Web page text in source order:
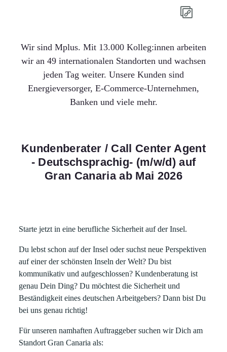
Wir sind Mplus. Mit 13.000 Kolleg:innen arbeiten
wir an 49 internationalen Standorten und wachsen
jeden Tag weiter. Unsere Kunden sind
Energieversorger, E-Commerce-Unternehmen,
Banken und viele mehr.
Kundenberater / Call Center Agent
- Deutschsprachig- (m/w/d) auf
Gran Canaria ab Mai 2026
Starte jetzt in eine berufliche Sicherheit auf der Insel.
Du lebst schon auf der Insel oder suchst neue Perspektiven
auf einer der schönsten Inseln der Welt? Du bist
kommunikativ und aufgeschlossen? Kundenberatung ist
genau Dein Ding? Du möchtest die Sicherheit und
Beständigkeit eines deutschen Arbeitgebers? Dann bist Du
bei uns genau richtig!
Für unseren namhaften Auftraggeber suchen wir Dich am
Standort Gran Canaria als: